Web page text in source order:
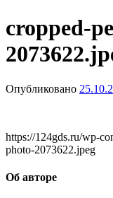
cropped-
Опубликовано
https://124gds.ru/wp-
photo-2073622.jpeg
Об авторе